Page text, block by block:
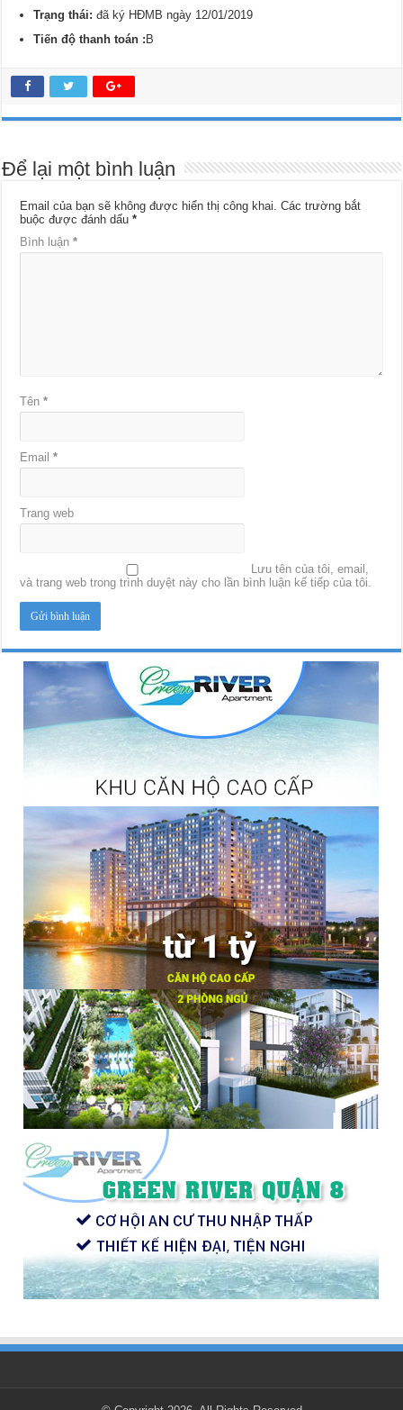
Trạng thái:đã ký HĐMB ngày 12/01/2019
Tiến độ thanh toán : B
Để lại một bình luận
Email của bạn sẽ không được hiển thị công khai. Các trường bắt
buộc được đánh dấu*
Bình luận*
Tên*
Email*
Trang web
Lưu tên của tôi, email,
và trang web trong trình duyệt này cho lần bình luận kế tiếp của tôi.